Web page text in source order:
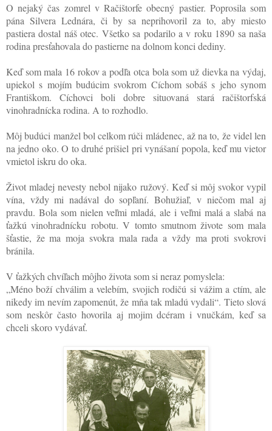
O nejaký čas zomrel v Račištorfe obecný pastier. Poprosila som
pána Silvera Lednára, či by sa neprihovoril za to, aby miesto
pastiera dostal náš otec. Všetko sa podarilo a v roku 1890 sa naša
rodina presťahovala do pastierne na dolnom konci dediny.
Keď som mala 16 rokov a podľa otca bola som už dievka na výdaj,
upiekol s mojím budúcim svokrom Cíchom sobáš s jeho synom
Františkom. Cíchovci boli dobre situovaná stará račištorfská
vinohradnícka rodina. A to rozhodlo.
Môj budúci manžel bol celkom rúči mládenec, až na to, že videl len
na jedno oko. O to druhé prišiel pri vynášaní popola, keď mu vietor
vmietol iskru do oka.
Život mladej nevesty nebol nijako ružový. Keď si môj svokor vypil
vína, vždy mi nadával do sopľaní. Bohužiaľ, v niečom mal aj
pravdu. Bola som nielen veľmi mladá, ale i veľmi malá a slabá na
ťažkú vinohradnícku robotu. V tomto smutnom živote som mala
šťastie, že ma moja svokra mala rada a vždy ma proti svokrovi
bránila.
V ťažkých chvíľach môjho života som si neraz pomyslela:
„Méno boží chválim a velebím, svojich rodičú si vážim a ctím, ale
nikedy im nevím zapomenút, že mňa tak mladú vydali“. Tieto slová
som neskôr často hovorila aj mojim dcéram i vnučkám, keď sa
chceli skoro vydávať.